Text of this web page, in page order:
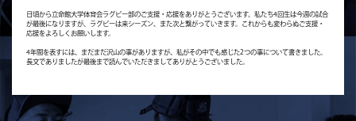
日頃から立命館大学体育会ラグビー部のご支援・応援をありがとうございます。私たち4回生は今週の試合
が最後になりますが、ラグビーは来シーズン、また次と繋がっていきます。これからも変わらぬご支援・
応援をよろしくお願いします。
4年間を表すには、まだまだ沢山の事がありますが、私がその中でも感じた2つの事について書きました。
長文でありましたが最後まで読んでいただきましてありがとうございました。